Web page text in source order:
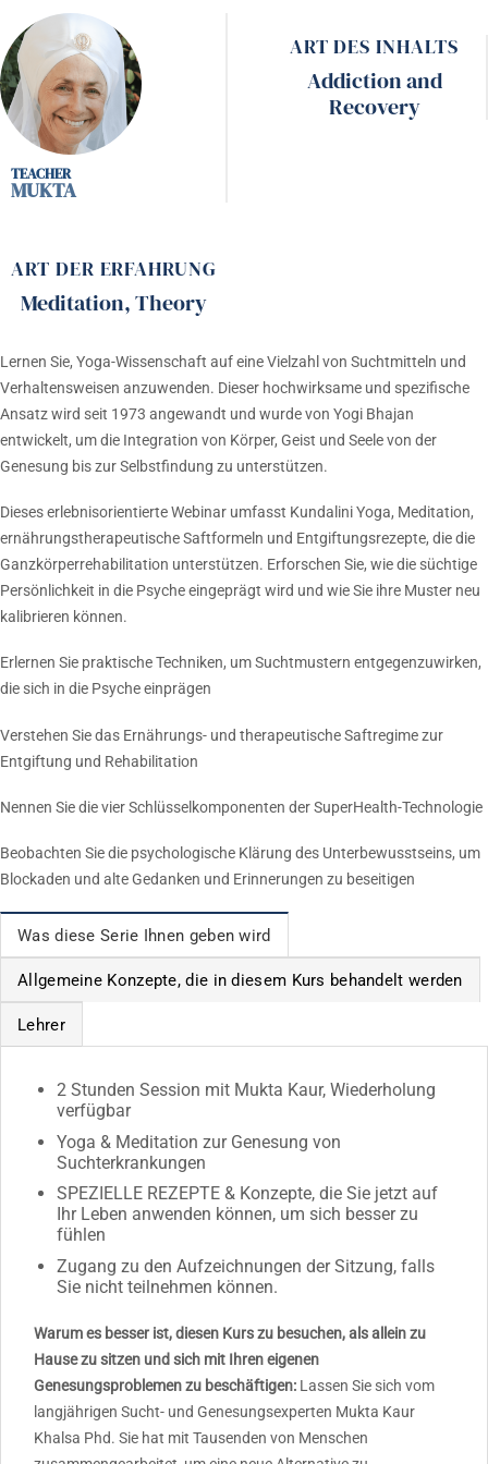
MUKTA
ART DES INHALTS
Addiction and
Recovery
ART DER ERFAHRUNG
Meditation,Theory
Lernen Sie, Yoga-Wissenschaft auf eine Vielzahl von Suchtmitteln und
Verhaltensweisen anzuwenden. Dieser hochwirksame und spezifische
Ansatz wird seit 1973 angewandt und wurde von Yogi Bhajan
entwickelt, um die Integration von Körper, Geist und Seele von der
Genesung bis zur Selbstfindung zu unterstützen.
Dieses erlebnisorientierte Webinar umfasst Kundalini Yoga, Meditation,
ernährungstherapeutische Saftformeln und Entgiftungsrezepte, die die
Ganzkörperrehabilitation unterstützen. Erforschen Sie, wie die süchtige
Persönlichkeit in die Psyche eingeprägt wird und wie Sie ihre Muster neu
kalibrieren können.
Erlernen Sie praktische Techniken, um Suchtmustern entgegenzuwirken,
die sich in die Psyche einprägen
Verstehen Sie das Ernährungs- und therapeutische Saftregime zur
Entgiftung und Rehabilitation
Nennen Sie die vier Schlüsselkomponenten der SuperHealth-Technologie
Beobachten Sie die psychologische Klärung des Unterbewusstseins, um
Blockaden und alte Gedanken und Erinnerungen zu beseitigen
Was diese Serie Ihnen geben wird
Allgemeine Konzepte, die in diesem Kurs behandelt werden
Lehrer
2 Stunden Session mit Mukta Kaur, Wiederholung
verfügbar
Yoga & Meditation zur Genesung von
Suchterkrankungen
SPEZIELLE REZEPTE & Konzepte, die Sie jetzt auf
Ihr Leben anwenden können, um sich besser zu
fühlen
Zugang zu den Aufzeichnungen der Sitzung, falls
Sie nicht teilnehmen können.
Warum es besser ist, diesen Kurs zu besuchen, als allein zu
Hause zu sitzen und sich mit Ihren eigenen
Genesungsproblemen zu beschäftigen: Lassen Sie sich vom
langjährigen Sucht- und Genesungsexperten Mukta Kaur
Khalsa Phd. Sie hat mit Tausenden von Menschen